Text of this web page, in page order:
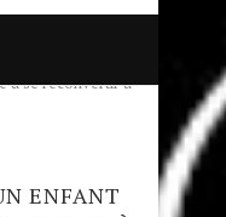
à se reconvertir à
ENFANT